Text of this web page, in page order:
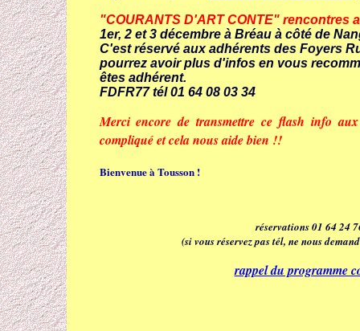
"COURANTS D'ART CONTE" rencontres
1er, 2 et 3 décembre à Bréau à côté de
C'est réservé aux adhérents des Foyers
pourrez avoir plus d'infos en vous
êtes adhérent.
FDFR77 tél 01 64 08 03 34
Merci encore de transmettre ce flash info aux
compliqué et cela nous aide bien !!
Bienvenue à Tousson !
réservations 01 64 24
(si vous réservez pas tél, ne nous
rappel du programme